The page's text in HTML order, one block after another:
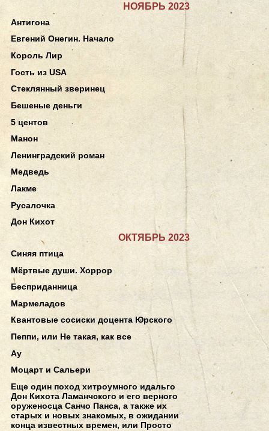
НОЯБРЬ 2023
Антигона
Евгений Онегин. Начало
Король Лир
Гость из USA
Стеклянный зверинец
Бешеные деньги
5 центов
Манон
Ленинградский роман
Медведь
Лакме
Русалочка
Дон Кихот
ОКТЯБРЬ 2023
Синяя птица
Мёртвые души. Хоррор
Бесприданница
Мармеладов
Квантовые сосиски доцента Юрского
Пеппи, или Не такая, как все
Ау
Моцарт и Сальери
Еще один поход хитроумного идальго
Дон Кихота Ламанчского и его верного
оруженосца Санчо Панса, а также их
старых и новых знакомых, в ожидании
конца известных времен, или Просто